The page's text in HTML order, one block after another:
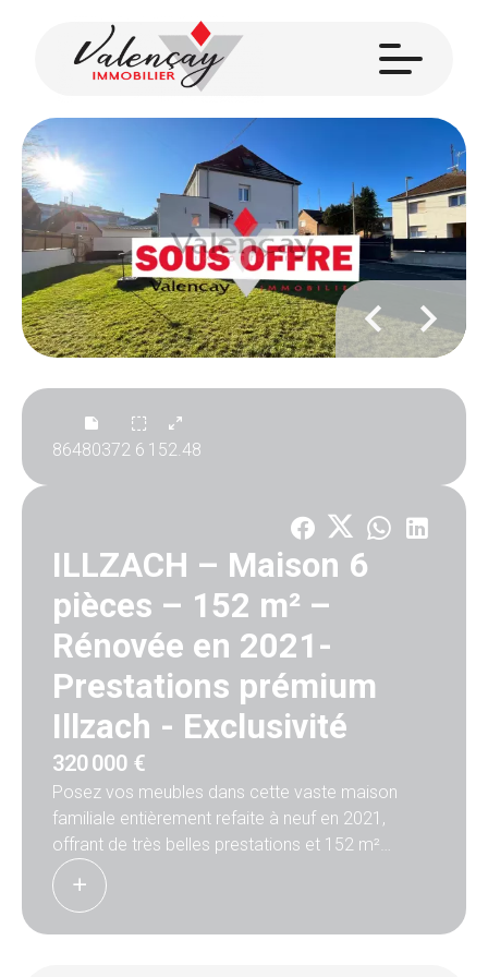
86480372 6 152.48
ILLZACH – Maison 6
pièces – 152 m² –
Rénovée en 2021-
Prestations prémium
Illzach - Exclusivité
320 000 €
Posez vos meubles dans cette vaste maison
familiale entièrement refaite à neuf en 2021,
offrant de très belles prestations et 152 m²
habitables, sur une parcelle de 537 m².
Rez-de-chaussée : entrée, WC, grand salon-séjour